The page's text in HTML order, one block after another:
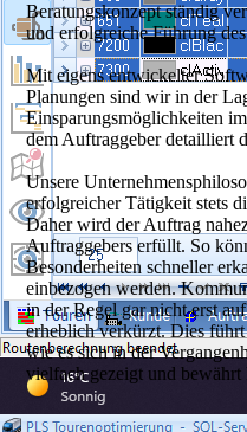
Beratungskonzept ständig
und erfolgreiche Führung
Mit eigens entwickelter
Planungen sind wir in der
Einsparungsmöglichkeiten
dem Auftraggeber detailliert
Unsere
erfolgreicher Tätigkeit stets
Daher wird der Auftrag
Auftraggebers erfüllt. So
Besonderheiten schneller
einbezogen werden.
in der Regel gar nicht erst
erheblich verkürzt. Dies
wie es sich in der
vielfach gezeigt und bewährt